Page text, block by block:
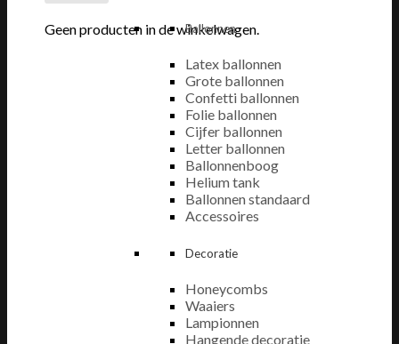
Geen producten in de winkelwagen.
Ballonnen
Latex ballonnen
Grote ballonnen
Confetti ballonnen
Folie ballonnen
Cijfer ballonnen
Letter ballonnen
Ballonnenboog
Helium tank
Ballonnen standaard
Accessoires
Decoratie
Honeycombs
Waaiers
Lampionnen
Hangende decoratie